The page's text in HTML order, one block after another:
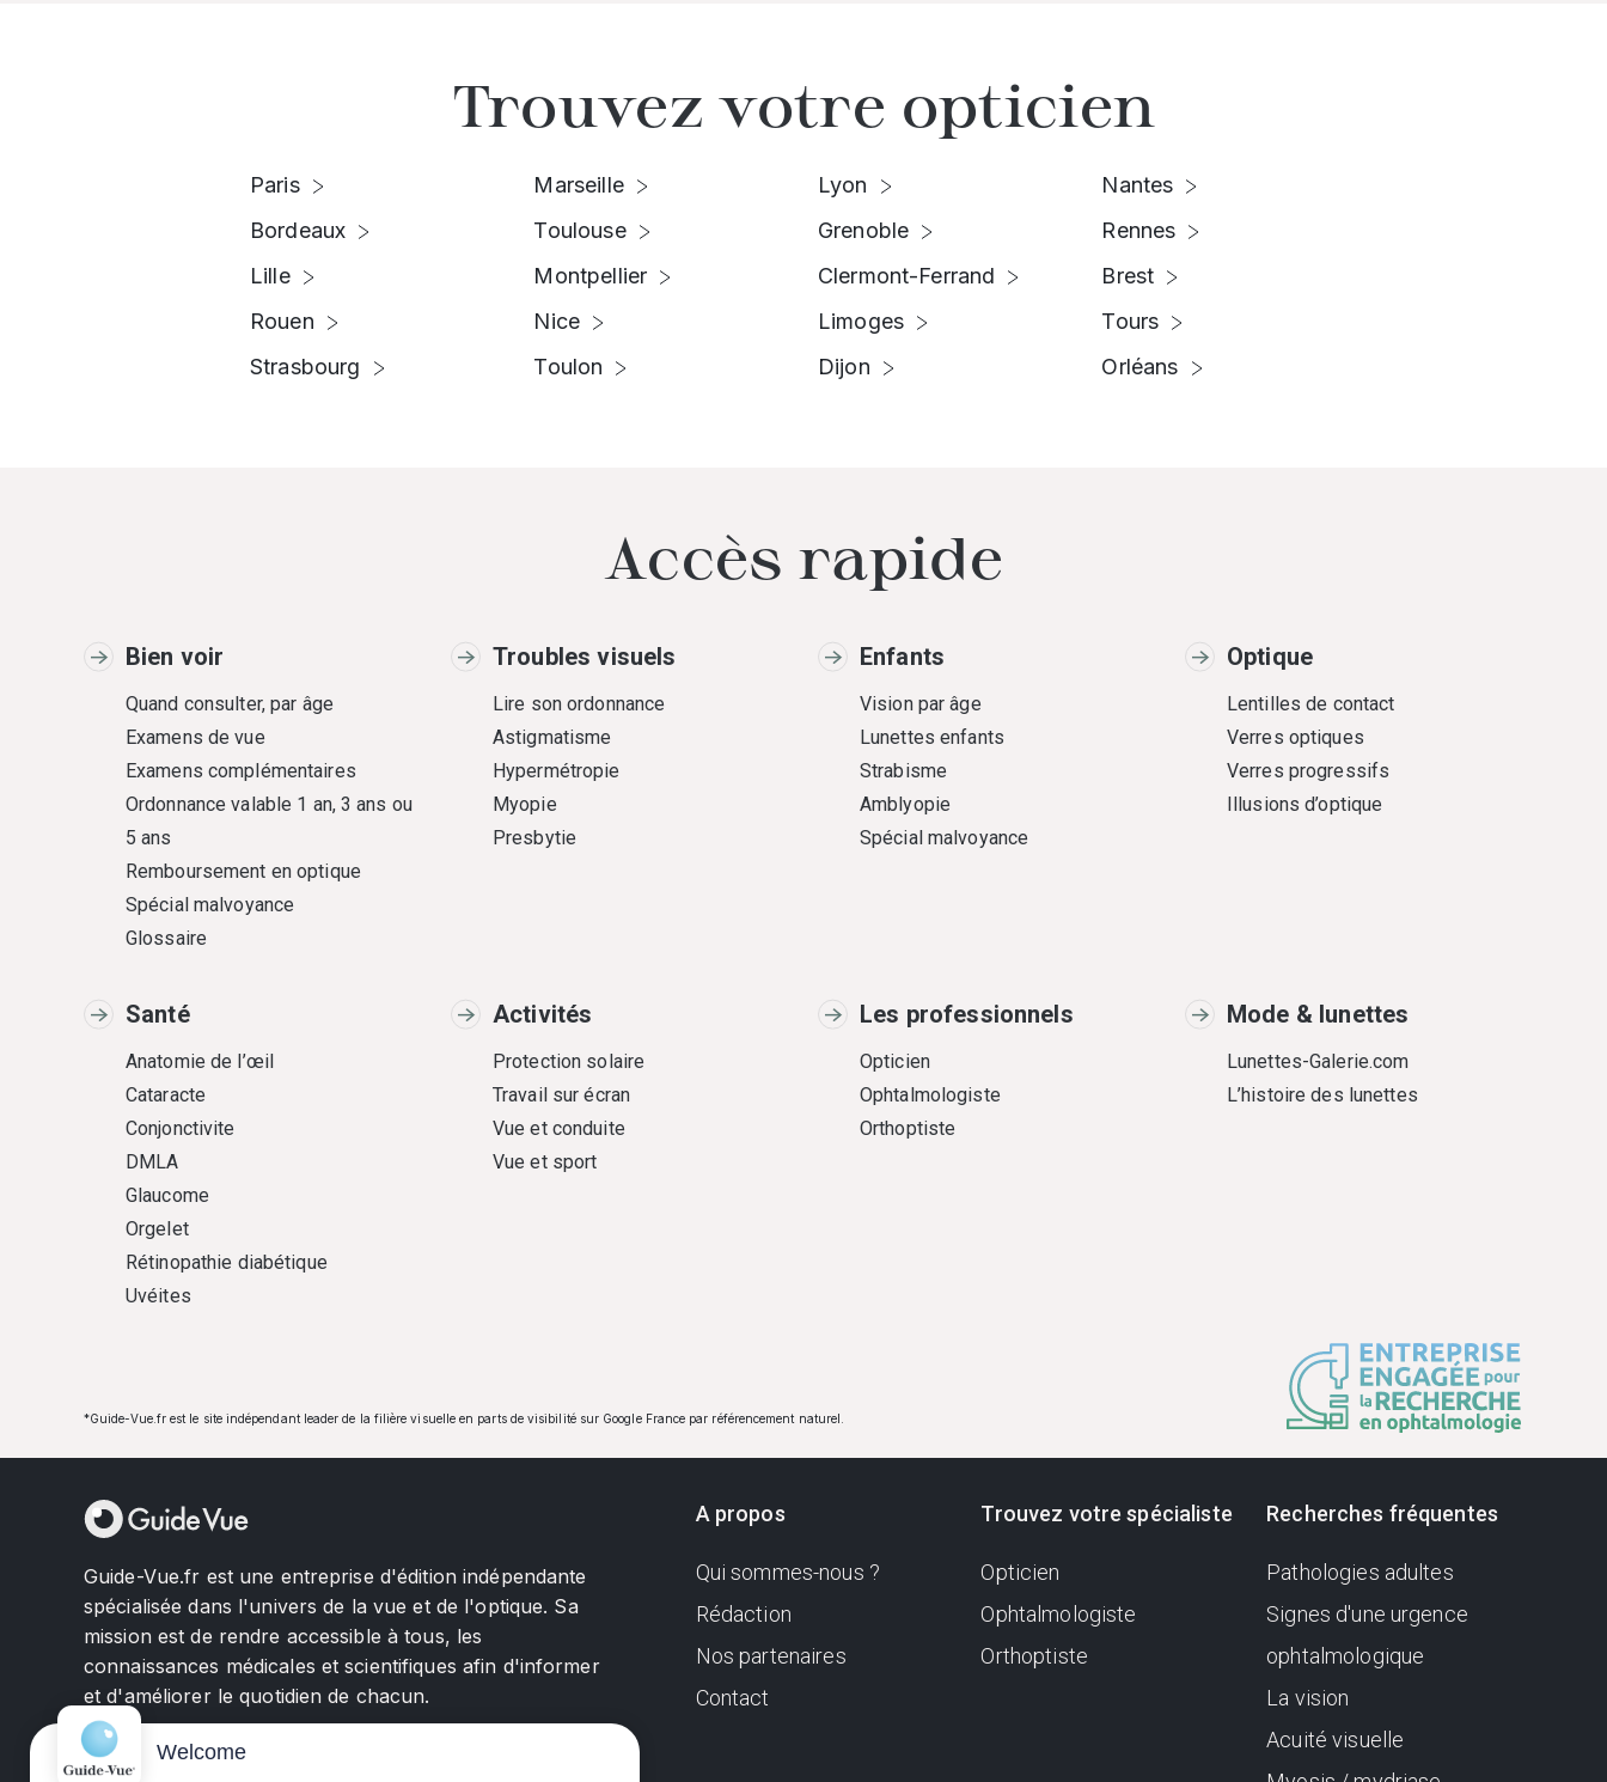
Trouvez votre opticien
Paris
Bordeaux
Lille
Rouen
Strasbourg
Marseille
Toulouse
Montpellier
Nice
Toulon
Lyon
Grenoble
Clermont-Ferrand
Limoges
Dijon
Nantes
Rennes
Brest
Tours
Orléans
Accès rapide
Bien voir
Quand consulter, par âge
Examens de vue
Examens complémentaires
Ordonnance valable 1 an, 3 ans ou
5 ans
Remboursement en optique
Spécial malvoyance
Glossaire
Troubles visuels
Lire son ordonnance
Astigmatisme
Hypermétropie
Myopie
Presbytie
Enfants
Vision par âge
Lunettes enfants
Strabisme
Amblyopie
Spécial malvoyance
Optique
Lentilles de contact
Verres optiques
Verres progressifs
Illusions d’optique
Santé
Anatomie de l’œil
Cataracte
Conjonctivite
DMLA
Glaucome
Orgelet
Rétinopathie diabétique
Uvéites
Activités
Protection solaire
Travail sur écran
Vue et conduite
Vue et sport
Les professionnels
Opticien
Ophtalmologiste
Orthoptiste
Mode & lunettes
Lunettes-Galerie.com
L’histoire des lunettes
*Guide-Vue.fr est le site indépendant leader de la filière visuelle en parts de visibilité sur Google France par référencement naturel.
Guide-Vue.fr est une entreprise d'édition indépendante
spécialisée dans l'univers de la vue et de l'optique. Sa
mission est de rendre accessible à tous, les
connaissances médicales et scientifiques afin d'informer
et d'améliorer le quotidien de chacun.
A propos
Qui sommes-nous ?
Rédaction
Nos partenaires
Contact
Trouvez votre spécialiste
Opticien
Ophtalmologiste
Orthoptiste
Recherches fréquentes
Pathologies adultes
Signes d'une urgence
ophtalmologique
La vision
Acuité visuelle
Welcome